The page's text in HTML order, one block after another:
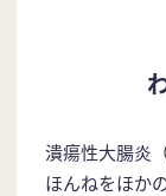
潰瘍性大腸炎
ほんねをほか